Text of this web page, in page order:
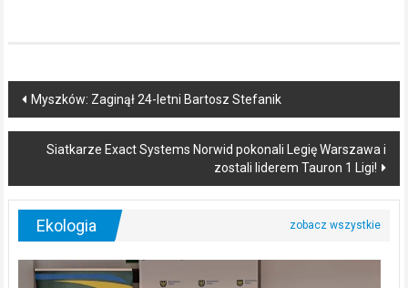
Post
navigation
Myszków: Zaginął 24-letni Bartosz Stefanik
Siatkarze Exact Systems Norwid pokonali Legię Warszawa i
zostali liderem Tauron 1 Ligi!
Ekologia